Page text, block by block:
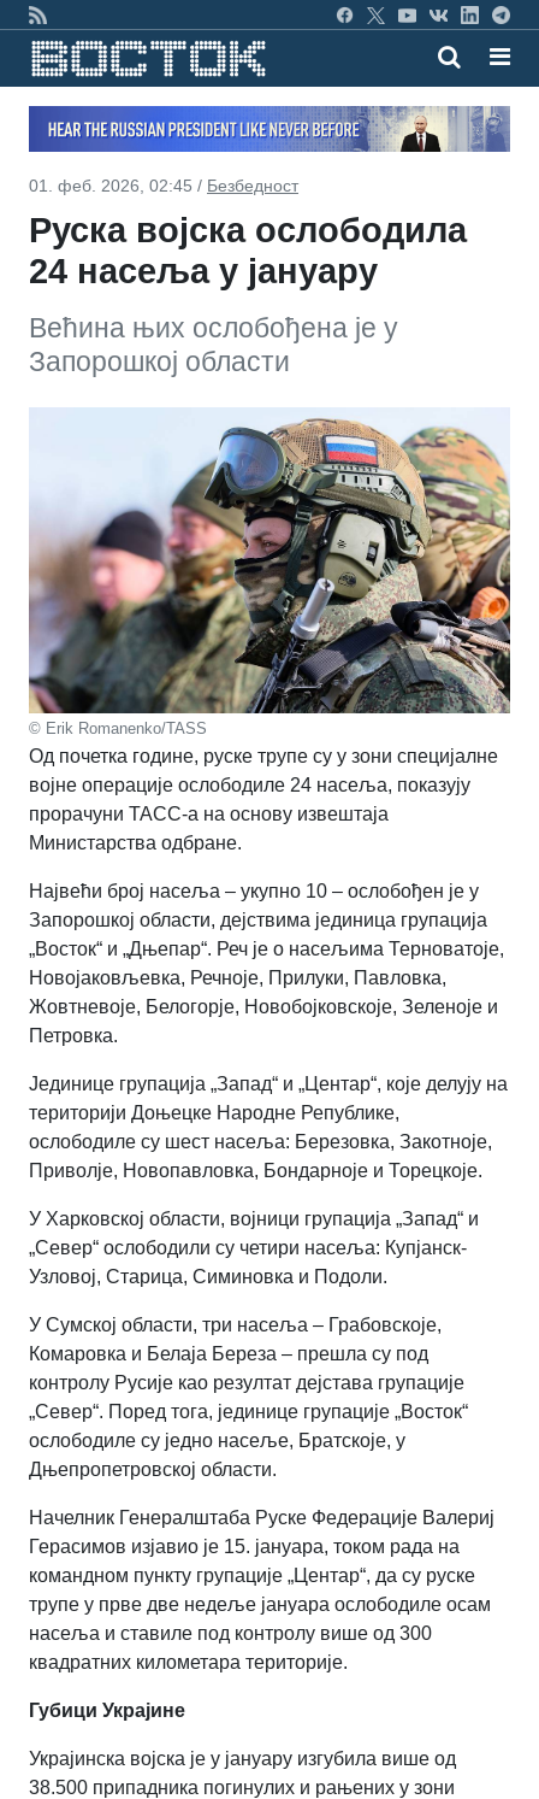
01. феб. 2026, 02:45 / Безбедност
Руска војска ослободила
24 насеља у јануару
Већина њих ослобођена је у
Запорошкој области
© Erik Romanenko/TASS
Од почетка године, руске трупе су у зони специјалне
војне операције ослободиле 24 насеља, показују
прорачуни ТАСС-а на основу извештаја
Министарства одбране.
Највећи број насеља – укупно 10 – ослобођен је у
Запорошкој области, дејствима јединица групација
„Восток“ и „Дњепар“. Реч је о насељима Терноватоје,
Новојаковљевка, Речноје, Прилуки, Павловка,
Жовтневоје, Белогорје, Новобојковскоје, Зеленоје и
Петровка.
Јединице групација „Запад“ и „Центар“, које делују на
територији Доњецке Народне Републике,
ослободиле су шест насеља: Березовка, Закотноје,
Приволје, Новопавловка, Бондарноје и Торецкоје.
У Харковској области, војници групација „Запад“ и
„Север“ ослободили су четири насеља: Купјанск-
Узловој, Старица, Симиновка и Подоли.
У Сумској области, три насеља – Грабовскоје,
Комаровка и Белаја Береза – прешла су под
контролу Русије као резултат дејстава групације
„Север“. Поред тога, јединице групације „Восток“
ослободиле су једно насеље, Братскоје, у
Дњепропетровској области.
Начелник Генералштаба Руске Федерације Валериј
Герасимов изјавио је 15. јануара, током рада на
командном пункту групације „Центар“, да су руске
трупе у прве две недеље јануара ослободиле осам
насеља и ставиле под контролу више од 300
квадратних километара територије.
Губици Украјине
Украјинска војска је у јануару изгубила више од
38.500 припадника погинулих и рањених у зони